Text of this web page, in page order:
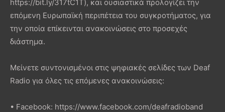
https://bit.ly/317tC1T), και ουσιαστικά προλογίζει την
επόμενη Ευρωπαϊκή περιπέτεια του συγκροτήματος, για
την οποία επίκεινται ανακοινώσεις στο προσεχές
διάστημα.
Μείνετε συντονισμένοι στις ψηφιακές σελίδες των Deaf
Radio για όλες τις επόμενες ανακοινώσεις:
• Facebook: https://www.facebook.com/deafradioband